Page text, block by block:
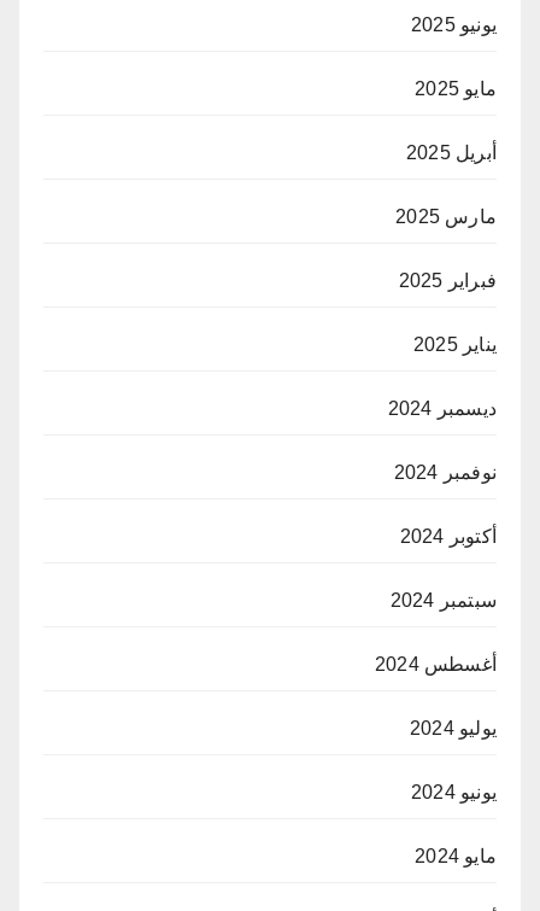
يونيو 2025
مايو 2025
أبريل 2025
مارس 2025
فبراير 2025
يناير 2025
ديسمبر 2024
نوفمبر 2024
أكتوبر 2024
سبتمبر 2024
أغسطس 2024
يوليو 2024
يونيو 2024
مايو 2024